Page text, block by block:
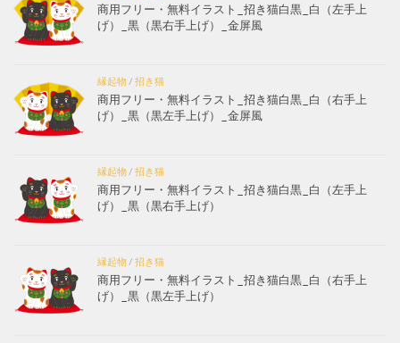
商用フリー・無料イラスト_招き猫白黒_白（左手上
げ）_黒（黒右手上げ）_金屏風
縁起物/ 招き猫
商用フリー・無料イラスト_招き猫白黒_白（右手上
げ）_黒（黒左手上げ）_金屏風
縁起物/ 招き猫
商用フリー・無料イラスト_招き猫白黒_白（左手上
げ）_黒（黒右手上げ）
縁起物/ 招き猫
商用フリー・無料イラスト_招き猫白黒_白（右手上
げ）_黒（黒左手上げ）